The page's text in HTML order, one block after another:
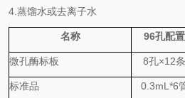
4.蒸馏水或去离子水
名称 96孔配置
微孔酶标板 8孔×12条
标准品 0. 3mL*6